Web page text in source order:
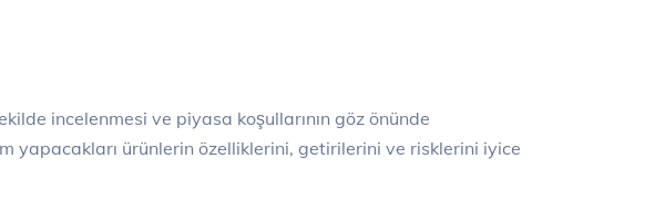
incelenmesi ve piyasa koşullarının göz önünde
yapacakları ürünlerin özelliklerini, getirilerini ve risklerini iyice